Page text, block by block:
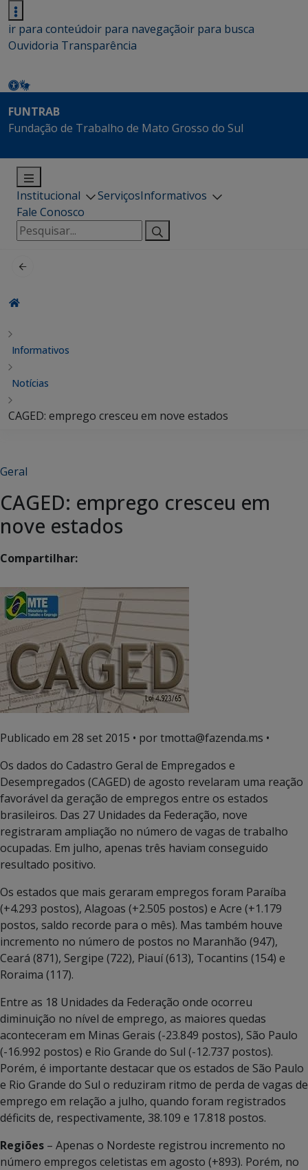
ir para conteúdoir para navegaçãoir para busca
Ouvidoria Transparência
FUNTRAB
Fundação de Trabalho de Mato Grosso do Sul
Institucional ServiçosInformativos
Fale Conosco
Pesquisar
por:
Informativos
Notícias
CAGED: emprego cresceu em nove estados
Geral
CAGED: emprego cresceu em
nove estados
Compartilhar:
Publicado em 28 set 2015 • por tmotta@fazenda.ms •
Os dados do Cadastro Geral de Empregados e
Desempregados (CAGED) de agosto revelaram uma reação
favorável da geração de empregos entre os estados
brasileiros. Das 27 Unidades da Federação, nove
registraram ampliação no número de vagas de trabalho
ocupadas. Em julho, apenas três haviam conseguido
resultado positivo.
Os estados que mais geraram empregos foram Paraíba
(+4.293 postos), Alagoas (+2.505 postos) e Acre (+1.179
postos, saldo recorde para o mês). Mas também houve
incremento no número de postos no Maranhão (947),
Ceará (871), Sergipe (722), Piauí (613), Tocantins (154) e
Roraima (117).
Entre as 18 Unidades da Federação onde ocorreu
diminuição no nível de emprego, as maiores quedas
aconteceram em Minas Gerais (-23.849 postos), São Paulo
(-16.992 postos) e Rio Grande do Sul (-12.737 postos).
Porém, é importante destacar que os estados de São Paulo
e Rio Grande do Sul o reduziram ritmo de perda de vagas de
emprego em relação a julho, quando foram registrados
déficits de, respectivamente, 38.109 e 17.818 postos.
Regiões – Apenas o Nordeste registrou incremento no
número empregos celetistas em agosto (+893). Porém, no